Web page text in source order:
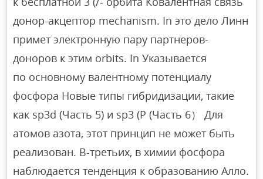
донор-акцептор mechanism. In это дело Линн
примет электронную пару партнеров-
доноров к этим orbits. In Указывается
по основному валентному потенциалу
фосфора Новые типы гибридизации, такие
как sp3d (Часть 5) и sp3 (P (Часть 6） Для
атомов азота, этот принцип не может быть
реализован. В-третьих, в химии фосфора
наблюдается тенденция к образованию Алло.